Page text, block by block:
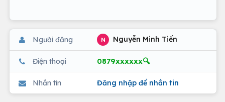
Người đăng N Nguyễn Minh Tiến
Điện thoại 0879xxxxxx🔍
Nhắn tin Đăng nhập để nhắn tin